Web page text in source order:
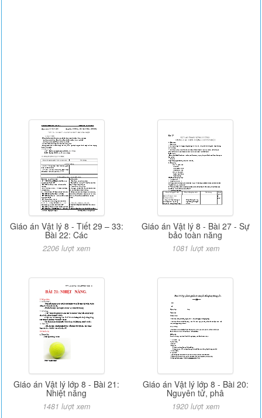
Giáo án Vật lý 8 - Tiết 29 – 33:
Bài 22: Các
2206 lượt xem
Giáo án Vật lý 8 - Bài 27 - Sự
bảo toàn năng
1081 lượt xem
Giáo án Vật lý lớp 8 - Bài 21:
Nhiệt năng
1481 lượt xem
Giáo án Vật lý lớp 8 - Bài 20:
Nguyên tử, phâ
1920 lượt xem